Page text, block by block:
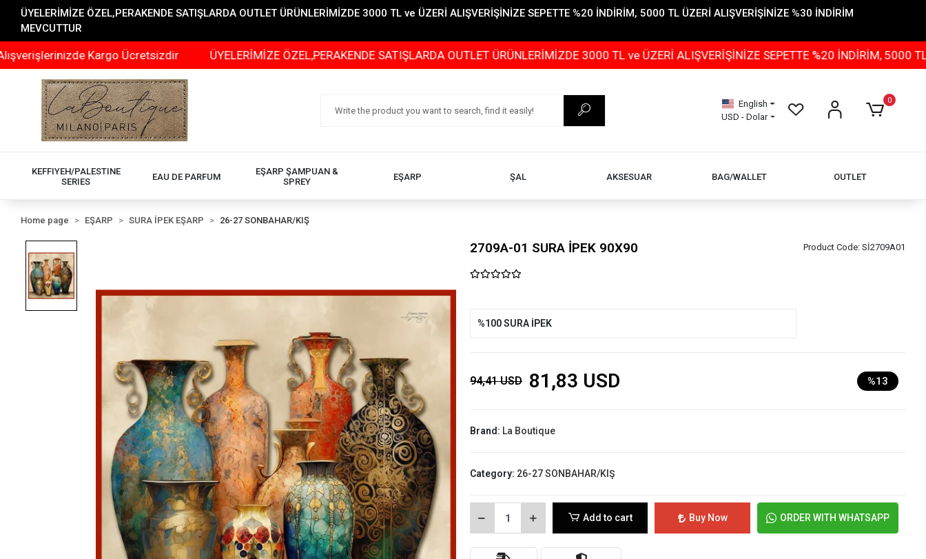
ÜYELERİMİZE ÖZEL,PERAKENDE SATIŞLARDA OUTLET ÜRÜNLERİMİZDE 3000 TL ve ÜZERİ ALIŞVERİŞİNİZE SEPETTE %20 İNDİRİM, 5000 TL ÜZERİ ALIŞVERİŞİNİZE %30 İNDİRİM
MEVCUTTUR
Kargo Ücretsizdir ÜYELERİMİZE ÖZEL,PERAKENDE SATIŞLARDA OUTLET ÜRÜNLERİMİZDE 3000 TL ve ÜZERİ ALIŞVERİŞİNİZE SEPETTE %20 İNDİRİM, 5000 TL ÜZERİ
English
USD - Dolar
0
KEFFIYEH/PALESTINE
SERIES
EAU DE PARFUM
EŞARP ŞAMPUAN &
SPREY
EŞARP ŞAL AKSESUAR BAG/WALLET OUTLET
Home page EŞARP SURA İPEK EŞARP 26-27 SONBAHAR/KIŞ
2709A-01 SURA İPEK 90X90 Product Code: Sİ2709A01
%100 SURA İPEK
94,41 USD 81,83 USD %13
Brand: La Boutique
Category: 26-27 SONBAHAR/KIŞ
Add to cart Buy Now ORDER WITH WHATSAPP